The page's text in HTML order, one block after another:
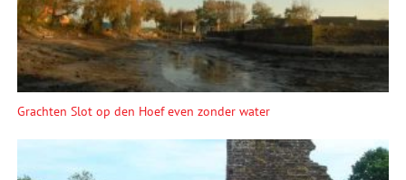
Grachten Slot op den Hoef even zonder water